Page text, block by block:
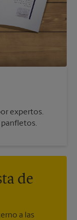
expertos.
panfletos.
de
a las